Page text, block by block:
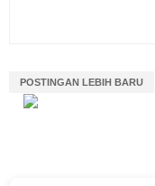
POSTINGAN LEBIH BARU